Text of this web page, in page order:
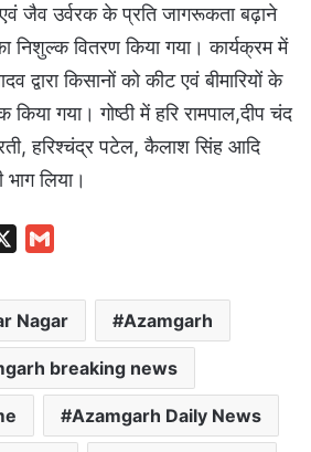
जैव उर्वरक के प्रति जागरूकता बढ़ाने
निशुल्क वितरण किया गया। कार्यक्रम में
द्वारा किसानों को कीट एवं बीमारियों के
गया। गोष्ठी में हरि रामपाल,दीप चंद
हरिश्चंद्र पटेल, कैलाश सिंह आदि
लिया।
a
i
l
Nagar Azamgarh
breaking news
Azamgarh Daily News